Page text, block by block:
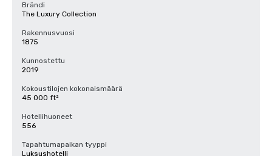
Brändi
The Luxury Collection
Rakennusvuosi
1875
Kunnostettu
2019
Kokoustilojen kokonaismäärä
45 000 ft²
Hotellihuoneet
556
Tapahtumapaikan tyyppi
Luksushotelli